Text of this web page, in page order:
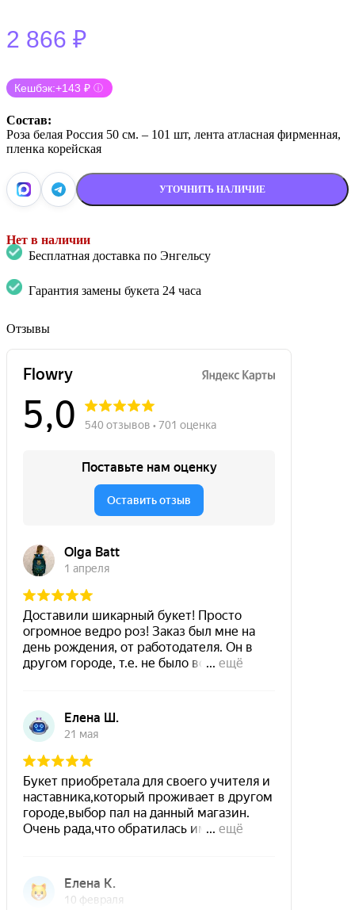
2 866 ₽
Кешбэк:+143 ₽ ⓘ
Состав:
Роза белая Россия 50 см. – 101 шт, лента атласная фирменная,
пленка корейская
УТОЧНИТЬ НАЛИЧИЕ
Нет в наличии
Бесплатная доставка по Энгельсу
Гарантия замены букета 24 часа
Отзывы